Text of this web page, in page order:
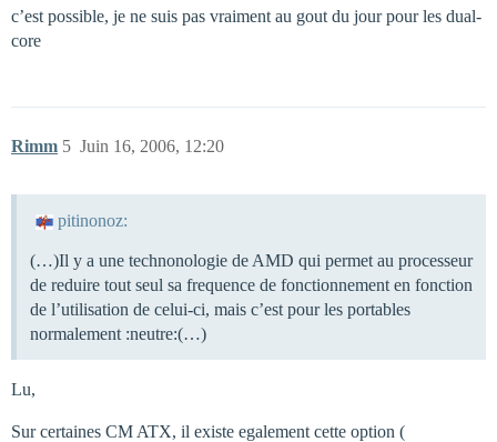
c’est possible, je ne suis pas vraiment au gout du jour pour les dual-
core
Rimm Juin 16, 2006, 12:20
5
pitinonoz:
(…)Il y a une technonologie de AMD qui permet au processeur
de reduire tout seul sa frequence de fonctionnement en fonction
de l’utilisation de celui-ci, mais c’est pour les portables
normalement :neutre:(…)
Lu,
Sur certaines CM ATX, il existe egalement cette option (